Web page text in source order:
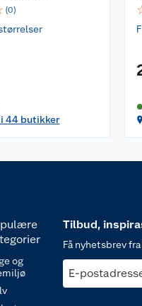
(0)
i 44 butikker
og
Tilbud,
Få nyhetsbrev fra
E-